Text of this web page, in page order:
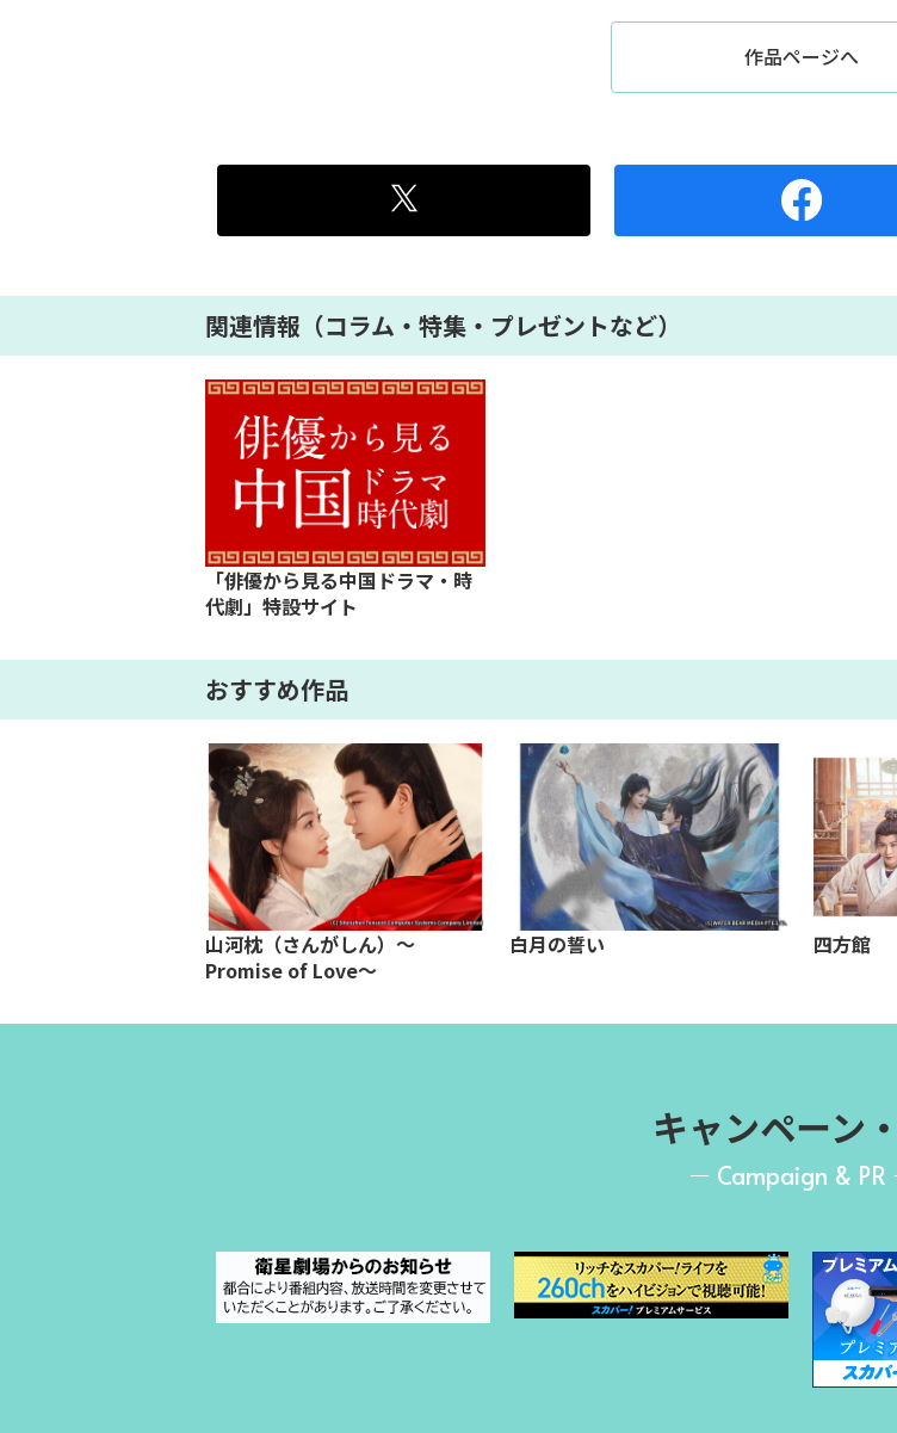
作品ページへ
関連情報（コラム・特集・プレゼントなど）
「俳優から見る中国ドラマ・時
代劇」特設サイト
おすすめ作品
山河枕（さんがしん）～
Promise of Love～
白月の誓い 四方館
キャンペーン
Campaign & PR